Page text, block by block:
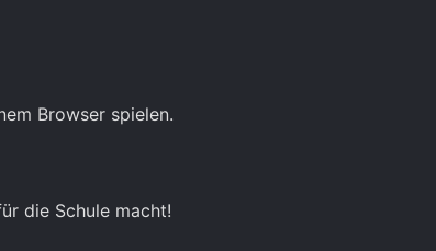
Browser spielen.
die Schule macht!